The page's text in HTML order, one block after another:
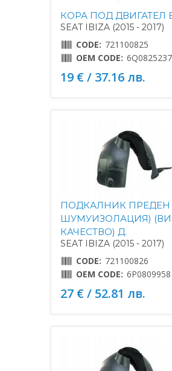
КОРА ПОД ДВИГАТЕЛ
SEAT IBIZA (2015 - 2017)
CODE: 721100825
OEM CODE:
19 € / 37.16 лв.
ПОДКАЛНИК ПРЕДЕН
ШУМУИЗОЛАЦИЯ)
КАЧЕСТВО) Д.
SEAT IBIZA (2015 - 2017)
CODE: 721100826
OEM CODE: 6P0809958
27 € / 52.81 лв.